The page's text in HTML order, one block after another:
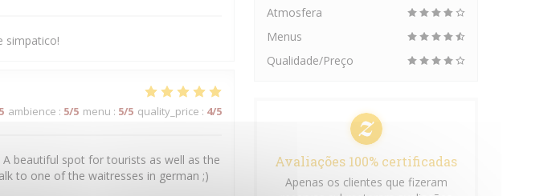
simpatico!
ambience : 5/5 menu : 5/5 quality_price : 4/5
beautiful spot for tourists as well as the
to one of the waitresses in german ;)
Atmosfera
Menus
Qualidade/Preço
Avaliações 100% certificadas
Apenas os clientes que fizeram